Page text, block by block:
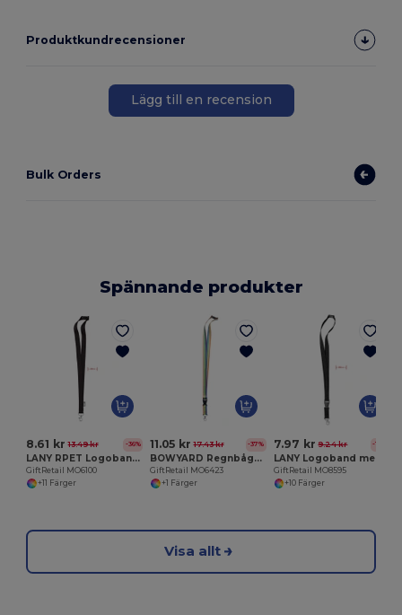
Produktkundrecensioner
Lägg till en recension
Bulk Orders
Spännande produkter
8.61 kr 13.49 kr -36%
LANY RPET Logoband i RPET/säkerhetsklips
GiftRetail MO6100
+11 Färger
11.05 kr 17.43 kr -37%
BOWYARD Regnbågs logoband i RPET
GiftRetail MO6423
+1 Färger
7.97 kr 9.24 kr -14%
LANY Logoband med metallkrok
GiftRetail MO8595
+10 Färger
Visa allt